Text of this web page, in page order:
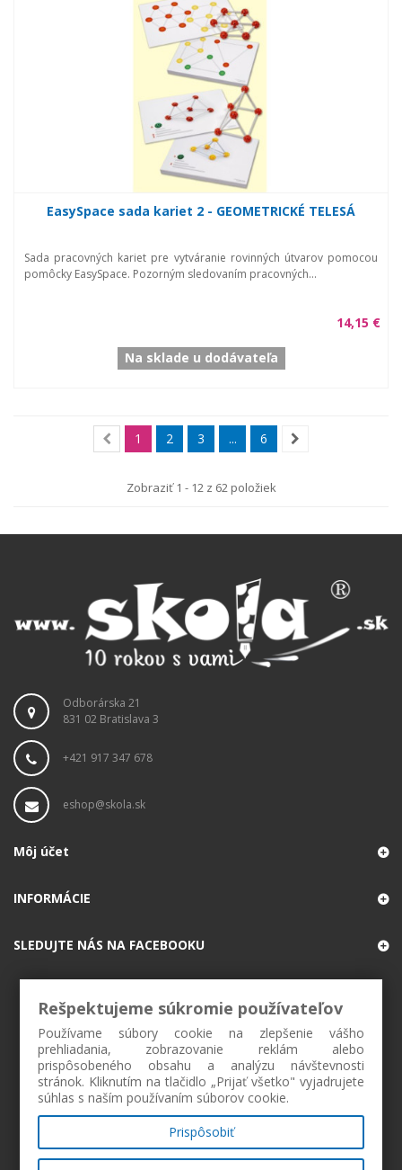
EasySpace sada kariet 2 - GEOMETRICKÉ TELESÁ
Sada pracovných kariet pre vytváranie rovinných útvarov pomocou
pomôcky EasySpace. Pozorným sledovaním pracovných...
14,15 €
Na sklade u dodávateľa
1 2 3 ... 6
Zobraziť 1 - 12 z 62 položiek
Odborárska 21
831 02 Bratislava 3
+421 917 347 678
eshop@skola.sk
Môj účet
INFORMÁCIE
SLEDUJTE NÁS NA FACEBOOKU
Rešpektujeme súkromie používateľov
Používame súbory cookie na zlepšenie vášho
prehliadania, zobrazovanie reklám alebo
prispôsobeného obsahu a analýzu návštevnosti
stránok. Kliknutím na tlačidlo „Prijať všetko" vyjadrujete
súhlas s naším používaním súborov cookie.
Prispôsobiť